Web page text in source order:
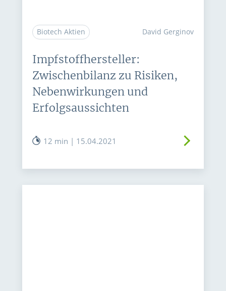
Biotech Aktien David Gerginov
Impfstoffhersteller:
Zwischenbilanz zu Risiken,
Nebenwirkungen und
Erfolgsaussichten
12 min | 15.04.2021